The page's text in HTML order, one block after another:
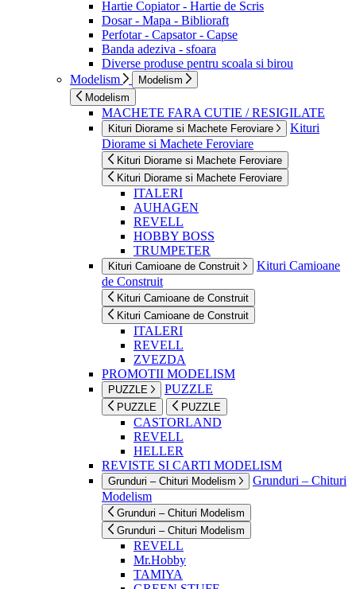
Hartie Copiator - Hartie de Scris
Dosar - Mapa - Biblioraft
Perfotar - Capsator - Capse
Banda adeziva - sfoara
Diverse produse pentru scoala si birou
Modelism
Modelism
Modelism
MACHETE FARA CUTIE / RESIGILATE
Kituri Diorame si Machete Feroviare
Kituri
Diorame si Machete Feroviare
Kituri Diorame si Machete Feroviare
Kituri Diorame si Machete Feroviare
ITALERI
AUHAGEN
REVELL
HOBBY BOSS
TRUMPETER
Kituri Camioane de Construit
Kituri Camioane
de Construit
Kituri Camioane de Construit
Kituri Camioane de Construit
ITALERI
REVELL
ZVEZDA
PROMOTII MODELISM
PUZZLE PUZZLE
PUZZLE PUZZLE
CASTORLAND
REVELL
HELLER
REVISTE SI CARTI MODELISM
Grunduri – Chituri Modelism
Grunduri – Chituri
Modelism
Grunduri – Chituri Modelism
Grunduri – Chituri Modelism
REVELL
Mr.Hobby
TAMIYA